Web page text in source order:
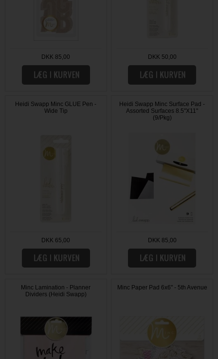
DKK 85,00 DKK 50,00
Heidi Swapp Minc GLUE Pen -
Wide Tip
DKK 65,00
Heidi Swapp Minc Surface Pad -
Assorted Surfaces 8.5"X11"
(9/Pkg)
DKK 85,00
Minc Lamination - Planner
Dividers (Heidi Swapp)
Minc Paper Pad 6x6" - 5th Avenue